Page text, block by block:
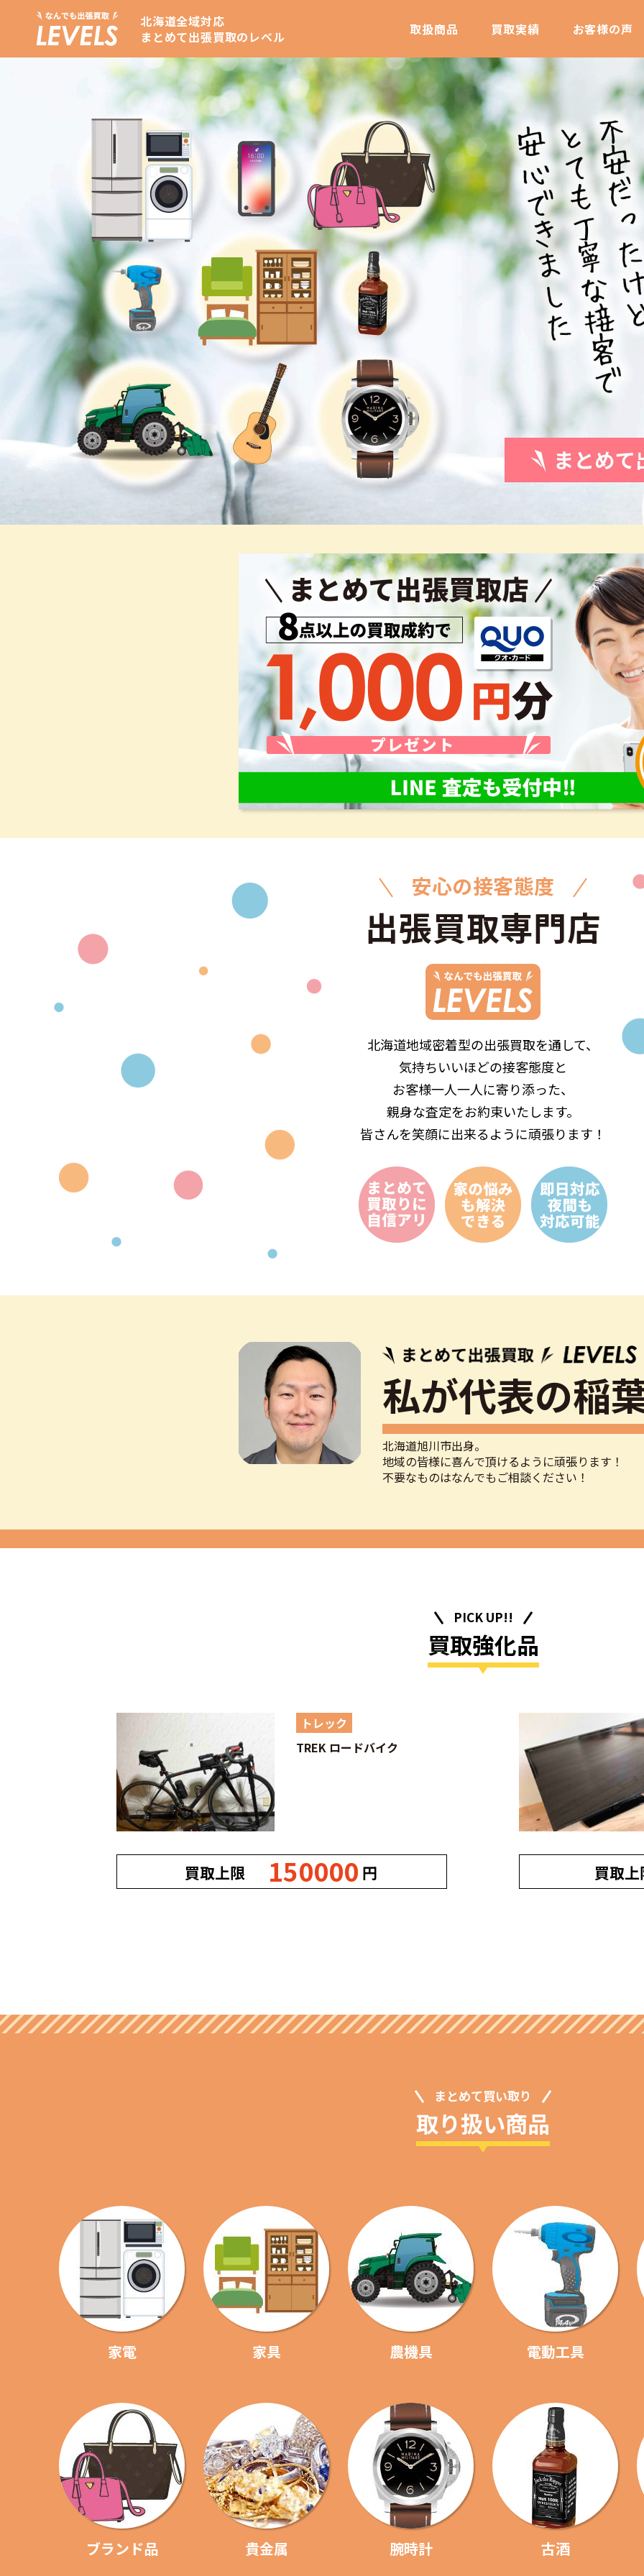
北海道全域対応
まとめて出張買取のレベル
取扱商品 買取実績 お客様の声
安心の接客態度
出張買取専門店
北海道地域密着型の出張買取を通して、
気持ちいいほどの接客態度と
お客様一人一人に寄り添った、
親身な査定をお約束いたします。
皆さんを笑顔に出来るように頑張ります！
私が代表の稲
北海道旭川市出身。
地域の皆様に喜んで頂けるように頑張ります！
不要なものはなんでもご相談ください！
PICK UP!!
買取強化品
トレック
TREK ロードバイク
買取上限 150000 円 買取
まとめて買い取り
取り扱い商品
家電 家具 農機具 電動工具
ブランド品 貴金属 腕時計 古酒